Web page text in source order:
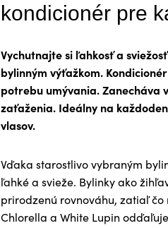
kondicionér pre
Vychutnajte si ľahkosť a
bylinným výťažkom.
potrebu umývania. Zanecháva
zaťaženia. Ideálny na
vlasov.
Vďaka starostlivo vybraným
ľahké a svieže. Bylinky ako
prirodzenú rovnováhu, zatiaľ
Chlorella a White Lupin